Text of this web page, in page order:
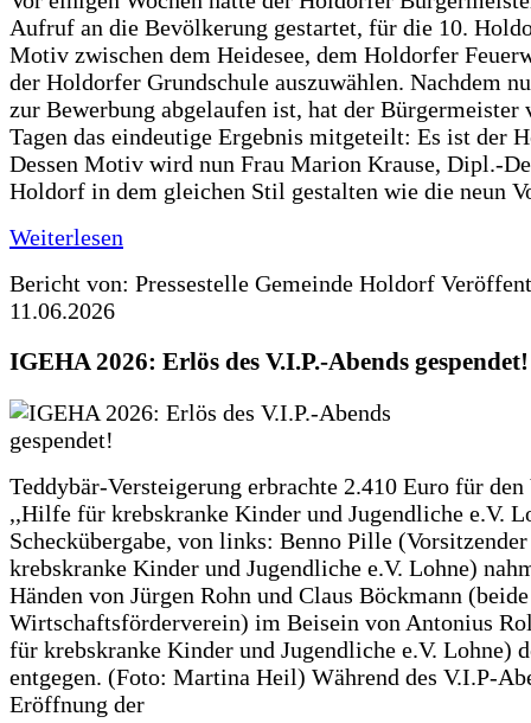
Aufruf an die Bevölkerung gestartet, für die 10.
Motiv zwischen dem Heidesee, dem Holdorfer
der Holdorfer Grundschule auszuwählen. Nachdem
zur Bewerbung abgelaufen ist, hat der Bürgermeister
Tagen das eindeutige Ergebnis mitgeteilt: Es ist der
Dessen Motiv wird nun Frau Marion Krause, Dipl.-
Holdorf in dem gleichen Stil gestalten wie die neun
Weiterlesen
Bericht von: Pressestelle Gemeinde Holdorf
11.06.2026
IGEHA 2026: Erlös des V.I.P.-Abends gespendet!
Teddybär-Versteigerung erbrachte 2.410 Euro für den
,,Hilfe für krebskranke Kinder und Jugendliche e.V.
Scheckübergabe, von links: Benno Pille
krebskranke Kinder und Jugendliche e.V. Lohne)
Händen von Jürgen Rohn und Claus Böckmann
Wirtschaftsförderverein) im Beisein von Antonius
für krebskranke Kinder und Jugendliche e.V. Lohne)
entgegen. (Foto: Martina Heil) Während des V.I.P-
Eröffnung der